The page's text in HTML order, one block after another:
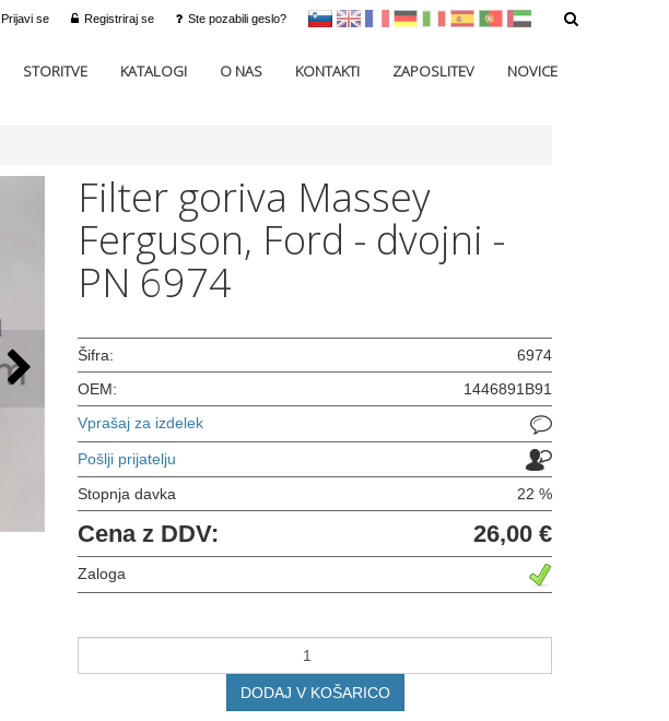
sl en francoščina
Nemščina
Italijanščina
Španščina
PortugalArabščina
Prijavi se Registriraj se Ste pozabili geslo?
STORITVE KATALOGI O NAS KONTAKTI ZAPOSLITEV NOVICE
Filter goriva Massey
Ferguson, Ford - dvojni -
PN 6974
Šifra:
6974
OEM:
1446891B91
Vprašaj za izdelek
Pošlji prijatelju
Stopnja davka 22 %
Cena z DDV: 26,00 €
Zaloga
DODAJ V KOŠARICO